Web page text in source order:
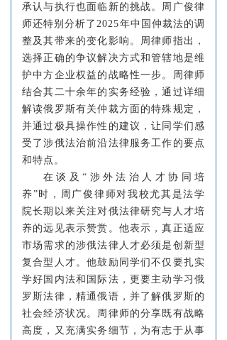
承认与执行也面临新的挑战。周广俊律
师还特别分析了2025年中国仲裁法的调
整及其带来的变化影响。周律师指出，
选择正确的争议解决方式和管辖地是维
护中方企业权益的战略性一步。周律师
结合其二十余年的实务经验，通过详细
解读俄罗斯有关仲裁方面的特殊规定，
并通过极具操作性的建议，让同学们感
受了涉俄法治前沿法律服务工作的要点
和特点。
在谈及“涉外法治人才协同培
养”时，周广俊律师对我校尤其是法学
院长期以来关注对俄法律研究与人才培
养的远见表示赞赏。他表示，真正适应
市场需求的涉俄法律人才必须是创新型
复合型人才。他鼓励同学们不仅要扎实
学好国内法和国际法，更要主动学习俄
罗斯法律，精通俄语，并了解俄罗斯的
社会经济状况。周律师的分享既有战略
高度，又充满实务细节，为有志于从事